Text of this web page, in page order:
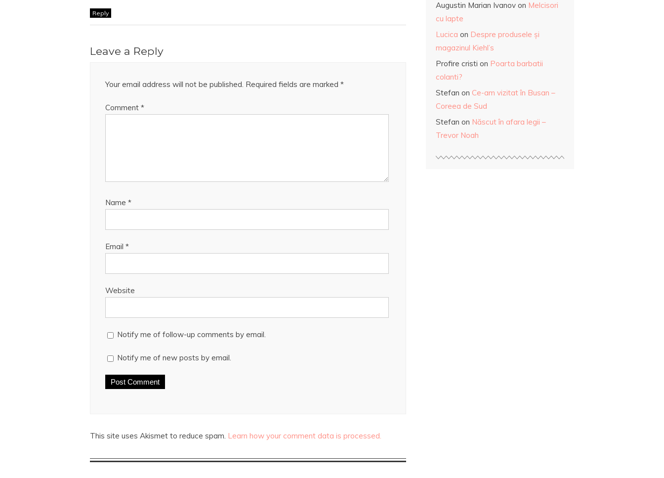
Reply
Leave a Reply
Your email address will not be published. Required fields are marked *
Comment *
Name *
Email *
Website
Notify me of follow-up comments by email.
Notify me of new posts by email.
This site uses Akismet to reduce spam. Learn how your comment data is processed.
Augustin Marian Ivanov on Melcisori
cu lapte
Lucica on Despre produsele și
magazinul Kiehl’s
Profire cristi on Poarta barbatii
colanti?
Stefan on Ce-am vizitat în Busan –
Coreea de Sud
Stefan on Născut în afara legii –
Trevor Noah